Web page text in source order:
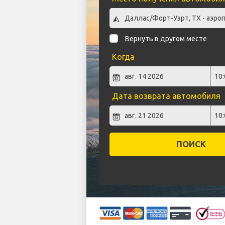
Вернуть в другом месте
Когда
Дата возврата автомобиля
ПОИСК